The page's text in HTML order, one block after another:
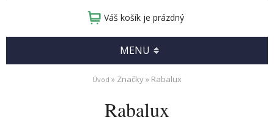
Váš košík je prázdný
MENU
Úvod » Značky » Rabalux
Rabalux